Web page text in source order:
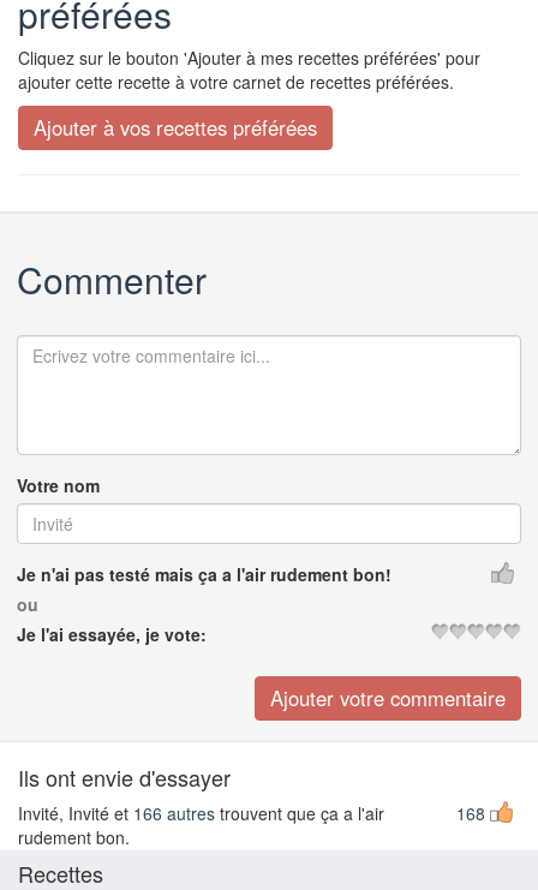
préférées
Cliquez sur le bouton 'Ajouter à mes recettes préférées' pour
ajouter cette recette à votre carnet de recettes préférées.
Commenter
Votre nom
Je n'ai pas testé mais ça a l'air rudement bon!
ou
Je l'ai essayée, je vote:
Ils ont envie d'essayer
168
Invité, Invité et 166 autres trouvent que ça a l'air
rudement bon.
Recettes